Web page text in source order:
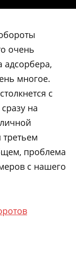
очень
адсорбера,
многое.
с
на
проблема
с нашего